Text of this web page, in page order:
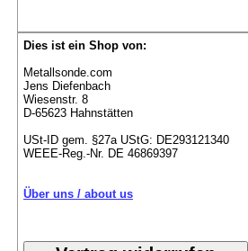
Dies ist ein Shop von:
Metallsonde.com
Jens Diefenbach
Wiesenstr. 8
D-65623 Hahnstätten
USt-ID gem. §27a UStG: DE293121340
WEEE-Reg.-Nr. DE 46869397
Über uns / about us